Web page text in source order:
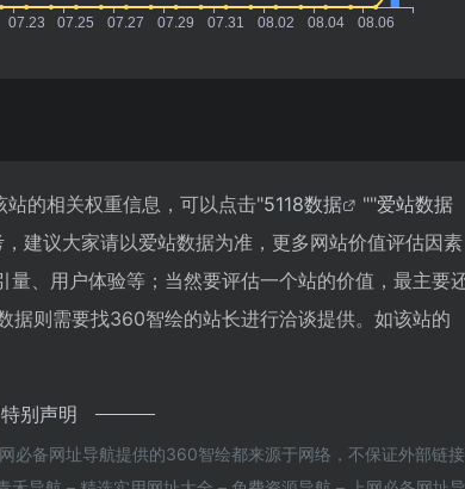
的相关权重信息，可以点击"5118数据 ""爱站数据
建议大家请以爱站数据为准，更多网站价值评估因素
、用户体验等；当然要评估一个站的价值，最主要
据则需要找360智绘的站长进行洽谈提供。如该站的
特别声明
必备网址导航提供的360智绘都来源于网络，不保证外部链